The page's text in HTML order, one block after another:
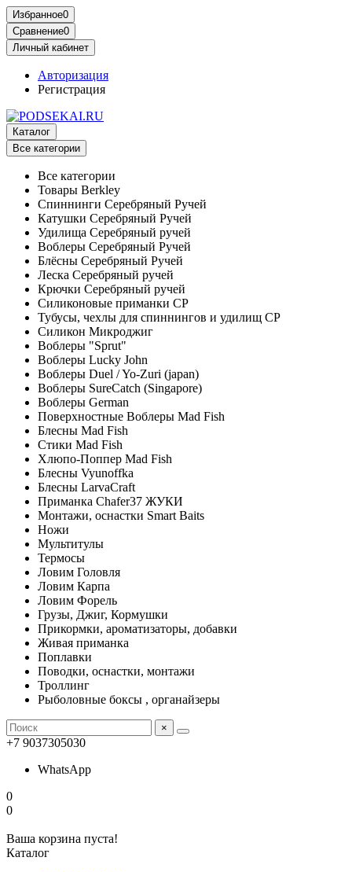
Избранное0
Сравнение0
Личный кабинет
Авторизация
Регистрация
Каталог
Все категории
Все категории
Товары Berkley
Спиннинги Серебряный Ручей
Катушки Серебряный Ручей
Удилища Серебряный ручей
Воблеры Серебряный Ручей
Блёсны Серебряный Ручей
Леска Серебряный ручей
Крючки Серебряный ручей
Силиконовые приманки СР
Тубусы, чехлы для спиннингов и удилищ СР
Силикон Микроджиг
Воблеры "Sprut"
Воблеры Lucky John
Воблеры Duel / Yo-Zuri (japan)
Воблеры SureCatch (Singapore)
Воблеры German
Поверхностные Воблеры Mad Fish
Блесны Mad Fish
Стики Mad Fish
Хлюпо-Поппер Mad Fish
Блесны Vyunoffka
Блесны LarvaCraft
Приманка Chafer37 ЖУКИ
Монтажи, оснастки Smart Baits
Ножи
Мультитулы
Термосы
Ловим Головля
Ловим Карпа
Ловим Форель
Грузы, Джиг, Кормушки
Прикормки, ароматизаторы, добавки
Живая приманка
Поплавки
Поводки, оснастки, монтажи
Троллинг
Рыболовные боксы , органайзеры
×
+7 9037305030
WhatsApp
0
0
Ваша корзина пуста!
Каталог